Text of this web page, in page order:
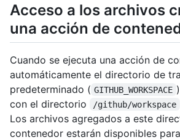
Acceso a los archivos
una acción de
Cuando se ejecuta una acción de
automáticamente el directorio de
predeterminado ( GITHUB_WORKSPACE
con el directorio
/github/workspace
Los archivos agregados a este
contenedor estarán disponibles